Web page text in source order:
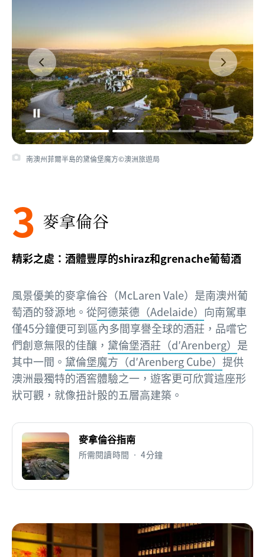
南澳州菲爾半島的黛倫堡魔方©澳洲旅遊局
3 麥拿倫谷
精彩之處：酒體豐厚的shiraz和grenache葡萄酒
風景優美的麥拿倫谷（McLaren Vale）是南澳州葡
萄酒的發源地。從阿德萊德（Adelaide） 向南駕車
僅45分鐘便可到區內多間享譽全球的酒莊，品嚐它
們創意無限的佳釀， 黛倫堡酒莊（d′Arenberg） 是
其中一間。 黛倫堡魔方（d′Arenberg Cube） 提供
澳洲最獨特的酒窖體驗之一，遊客更可欣賞這座形
狀可觀，就像扭計骰的五層高建築。
麥拿倫谷指南
所需閱讀時間 • 4分鐘